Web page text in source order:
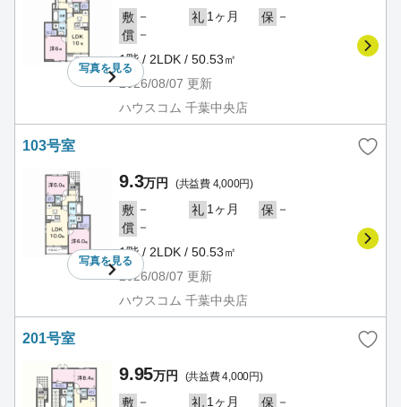
写真を見る
敷 － 礼 1ヶ月 保 －
償 －
1階 / 2LDK / 50.53㎡
2026/08/07 更新
ハウスコム 千葉中央店
103号室
写真を見る
9.3万円 (共益費 4,000円)
敷 － 礼 1ヶ月 保 －
償 －
1階 / 2LDK / 50.53㎡
2026/08/07 更新
ハウスコム 千葉中央店
201号室
9.95万円 (共益費 4,000円)
敷 － 礼 1ヶ月 保 －